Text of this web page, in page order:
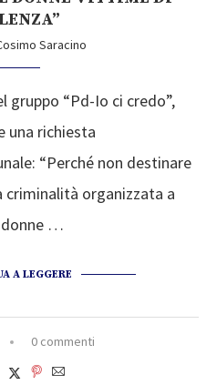
Saracino
gruppo “Pd-Io ci credo”,
una richiesta
“Perché non destinare
criminalità organizzata a
donne …
A LEGGERE
0 commenti